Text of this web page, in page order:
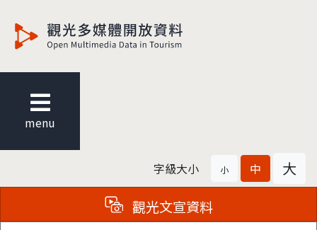
menu
字級大小 小 中 大
觀光文宣資料